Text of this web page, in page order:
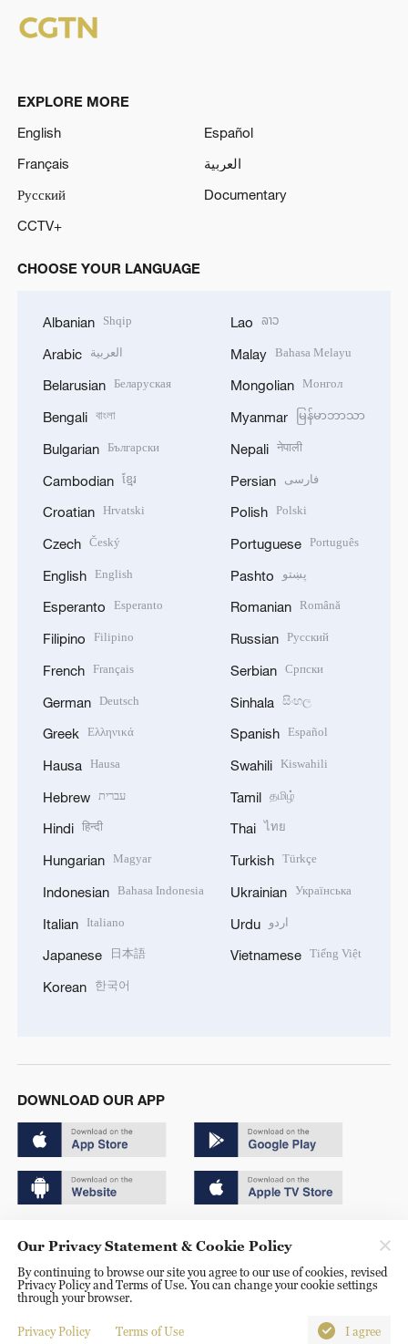
EXPLORE MORE
English
Español
Français
العربية
Русский
Documentary
CCTV+
CHOOSE YOUR LANGUAGE
Albanian Shqip
Arabic العربية
Belarusian Беларуская
Bengali বাংলা
Bulgarian Български
Cambodian ខ្មែរ
Croatian Hrvatski
Czech Český
English English
Esperanto Esperanto
Filipino Filipino
French Français
German Deutsch
Greek Ελληνικά
Hausa Hausa
Hebrew עברית
Hindi हिन्दी
Hungarian Magyar
Indonesian Bahasa Indonesia
Italian Italiano
Japanese 日本語
Korean 한국어
Lao ລາວ
Malay Bahasa Melayu
Mongolian Монгол
Myanmar မြန်မာဘာသာ
Nepali नेपाली
Persian فارسی
Polish Polski
Portuguese Português
Pashto پښتو
Romanian Română
Russian Русский
Serbian Српски
Sinhala සිංහල
Spanish Español
Swahili Kiswahili
Tamil தமிழ்
Thai ไทย
Turkish Türkçe
Ukrainian Українська
Urdu اردو
Vietnamese Tiếng Việt
DOWNLOAD OUR APP
京ICP备20000184号
京公网安备 11010502050052号
Disinformation report hotline: 010-85061466
Our Privacy Statement & Cookie Policy
By continuing to browse our site you agree to our use of cookies, revised
Privacy Policy and Terms of Use. You can change your cookie settings
through your browser.
Privacy Policy Terms of Use I agree